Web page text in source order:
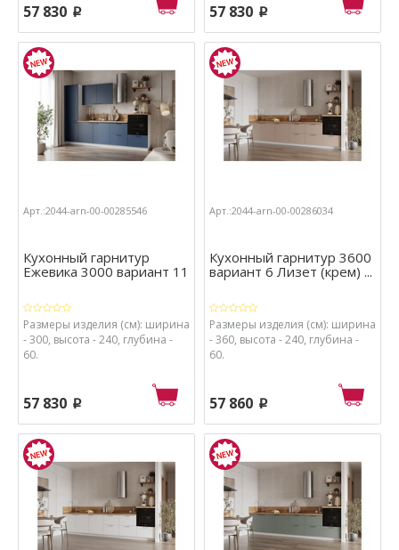
57 830 p 57 830 p
Арт.:2044-arn-00-00285546
Кухонный гарнитур
Ежевика 3000 вариант 11
Размеры изделия (см): ширина
- 300, высота - 240, глубина -
60.
57 830 p
Арт.:2044-arn-00-00286034
Кухонный гарнитур 3600
вариант 6 Лизет (крем) ...
Размеры изделия (см): ширина
- 360, высота - 240, глубина -
60.
57 860 p